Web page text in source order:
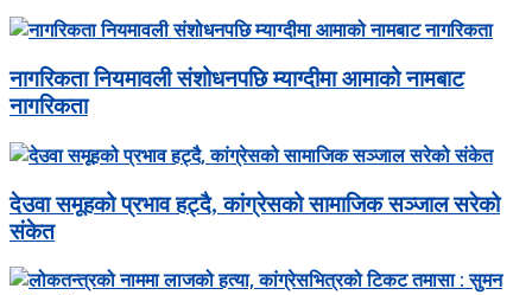
नागरिकता नियमावली संशोधनपछि म्याग्दीमा आमाको नामबाट
नागरिकता
देउवा समूहको प्रभाव हट्दै, कांग्रेसको सामाजिक सञ्जाल सरेको
संकेत